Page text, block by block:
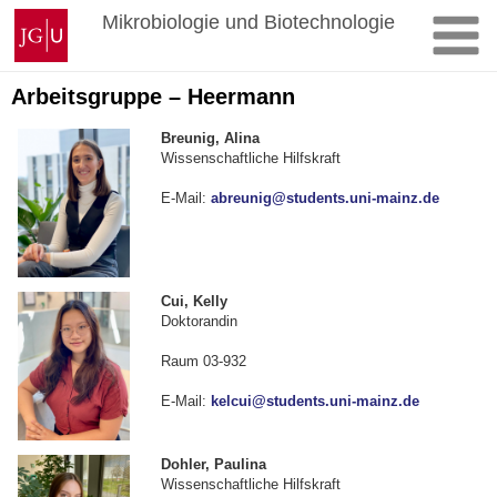
Zum
Inhalt
springen
Johannes
Gutenberg-
Universität
Mainz
Mikrobiologie und Biotechnologie
Arbeitsgruppe – Heermann
Breunig, Alina
Wissenschaftliche Hilfskraft
E-Mail:abreunig@students.uni-mainz.de
Cui, Kelly
Doktorandin
Raum 03-932
E-Mail: kelcui@students.uni-mainz.de
Dohler, Paulina
Wissenschaftliche Hilfskraft